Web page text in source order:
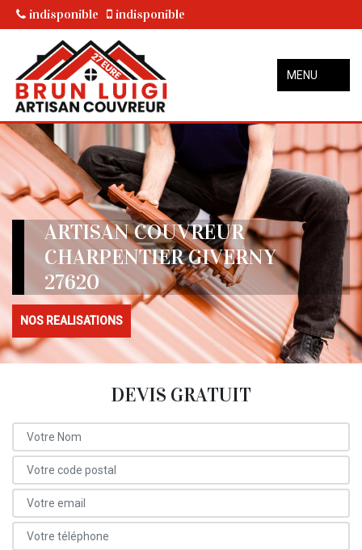
indisponible indisponible
MENU
ARTISAN COUVREUR
CHARPENTIER GIVERNY
27620
NOS REALISATIONS
DEVIS GRATUIT